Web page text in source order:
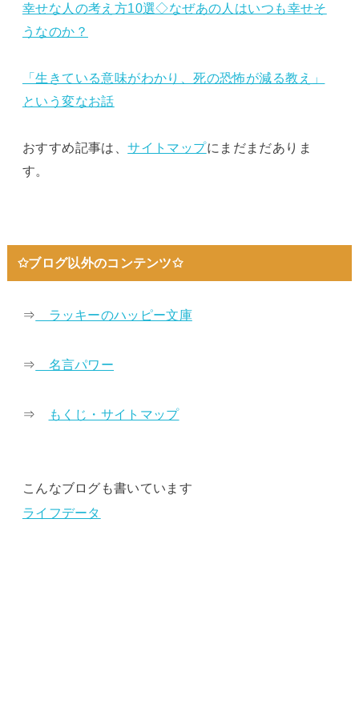
幸せな人の考え方10選◇なぜあの人はいつも幸せそ
うなのか？
「生きている意味がわかり、死の恐怖が減る教え」
という変なお話
おすすめ記事は、サイトマップにまだまだありま
す。
✩ブログ以外のコンテンツ✩
⇒ ラッキーのハッピー文庫
⇒ 名言パワー
⇒ もくじ・サイトマップ
こんなブログも書いています
ライフデータ